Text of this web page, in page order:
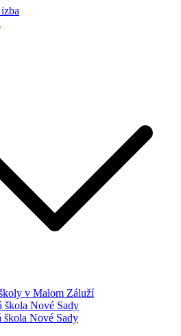
v Malom Záluží
škola Nové Sady
škola Nové Sady